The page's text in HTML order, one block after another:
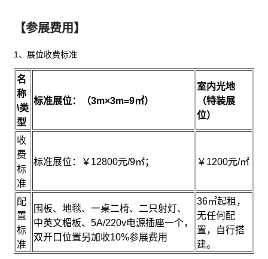
【参展费用】
1、展位收费标准
名
称
\类
型
标准展位：（3m×3m=9㎡）
室内光地
（特装展
位）
收
费
标
准
标准展位：￥12800元/9㎡； ￥1200元/㎡
配
置
标
准
围板、地毯、一桌二椅、二只射灯、
中英文楣板、5A/220v电源插座一个，
双开口位置另加收10%参展费用
36㎡起租，
无任何配
置，自行搭
建。